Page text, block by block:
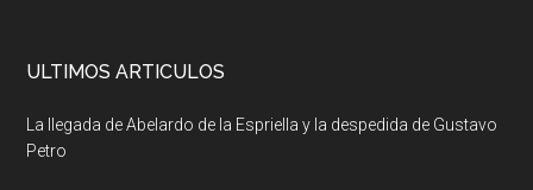
ULTIMOS ARTICULOS
La llegada de Abelardo de la Espriella y la despedida de Gustavo
Petro